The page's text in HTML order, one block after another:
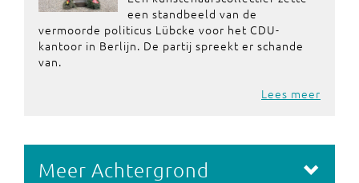
een standbeeld van de
vermoorde politicus Lübcke voor het CDU-
kantoor in Berlijn. De partij spreekt er schande
van.
Lees meer
Meer Achtergrond